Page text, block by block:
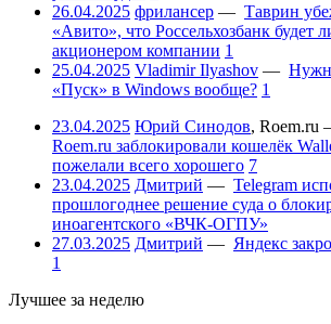
26.04.2025 фрилансер — Таврин
«Авито», что Россельхозбанк
акционером компании 1
25.04.2025 Vladimir Ilyashov —
«Пуск» в Windows вообще? 1
23.04.2025 Юрий Синодов, Roem.ru
Roem.ru заблокировали кошелёк
пожелали всего хорошего 7
23.04.2025 Дмитрий — Telegram
прошлогоднее решение суда о
иноагентского «ВЧК-ОГПУ»
27.03.2025 Дмитрий — Яндекс
1
Лучшее за неделю